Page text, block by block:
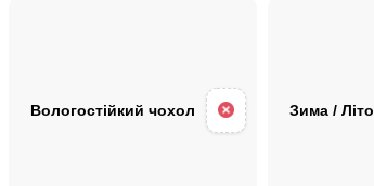
Вологостійкий чохол Зима / Літо